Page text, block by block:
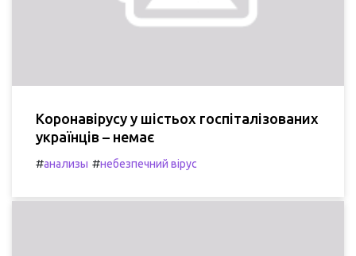
Коронавірусу у шістьох госпіталізованих
українців – немає
#анализы #небезпечний вірус